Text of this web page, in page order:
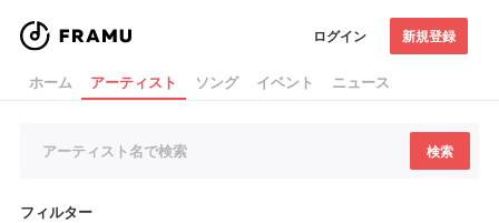
ログイン 新規登録
ホーム アーティスト ソング イベント ニュース
検索
フィルター